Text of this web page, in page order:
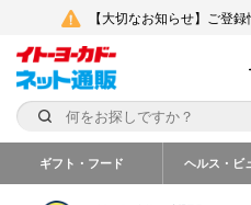
【大切なお知らせ】ご登
ギフト・フード ヘルス・ビ